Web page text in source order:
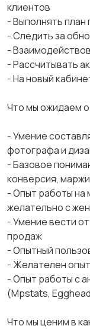
клиентов
- Выполнять план
- Следить за
-
- Рассчитывать
- На новый
Что мы ожидаем
- Умение
фотографа и
- Базовое
конверсия,
- Опыт работы на
желательно с
- Умение вести
продаж
- Опытный
- Желателен
- Опыт работы с
(Mpstats,
Что мы ценим в